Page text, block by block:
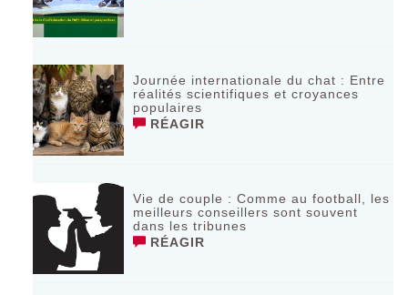
Journée internationale du chat : Entre
réalités scientifiques et croyances
populaires
RÉAGIR
Vie de couple : Comme au football, les
meilleurs conseillers sont souvent
dans les tribunes
RÉAGIR